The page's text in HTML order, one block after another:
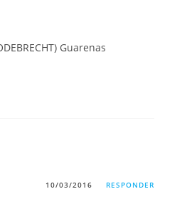
10/03/2016 RESPONDER